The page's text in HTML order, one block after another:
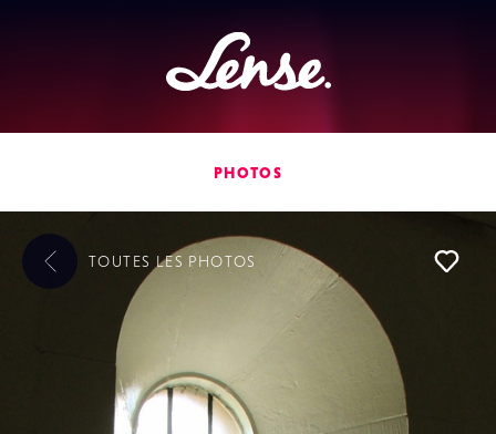
Lense
PHOTOS
TOUTES LES PHOTOS